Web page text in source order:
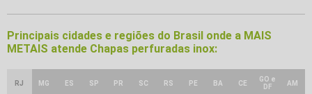
Principais cidades e regiões do Brasil onde a MAIS
METAIS atende Chapas perfuradas inox:
RJ MG ES SP PR SC RS PE BA CE
GO e
DF
AM